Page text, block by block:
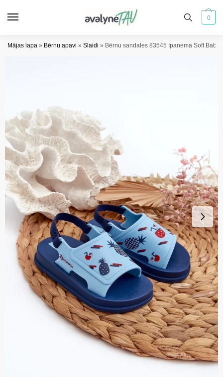
0
Mājas lapa » Bērnu apavi » Slaidi » Bērnu sandales 83545 Ipanema Soft Baby